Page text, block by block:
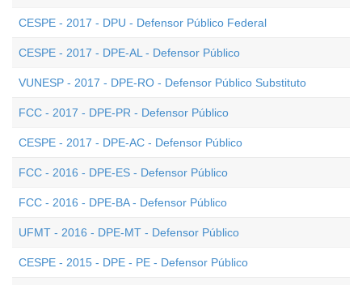
CESPE - 2017 - DPU - Defensor Público Federal
CESPE - 2017 - DPE-AL - Defensor Público
VUNESP - 2017 - DPE-RO - Defensor Público Substituto
FCC - 2017 - DPE-PR - Defensor Público
CESPE - 2017 - DPE-AC - Defensor Público
FCC - 2016 - DPE-ES - Defensor Público
FCC - 2016 - DPE-BA - Defensor Público
UFMT - 2016 - DPE-MT - Defensor Público
CESPE - 2015 - DPE - PE - Defensor Público